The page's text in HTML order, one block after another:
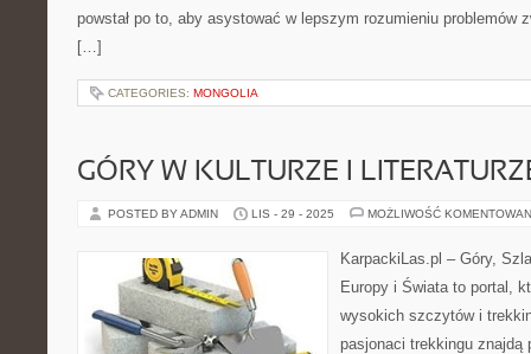
powstał po to, aby asystować w lepszym rozumieniu problemów
[…]
CATEGORIES: MONGOLIA
GÓRY W KULTURZE I
POSTED BY ADMIN LIS - 29 - 2025 MOŻLIWOŚĆ
KarpackiLas.pl – Góry,
Europy i Świata to portal,
wysokich szczytów i
pasjonaci trekkingu znajdą